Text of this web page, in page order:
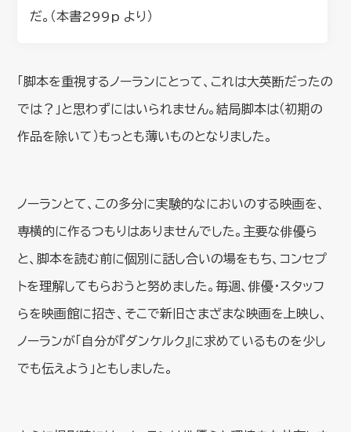
だ。（本書299p より）
「脚本を重視するノーランにとって、これは大英断だったの
では？」と思わずにはいられません。結局脚本は（初期の
作品を除いて）もっとも薄いものとなりました。
ノーランとて、この多分に実験的なにおいのする映画を、
専横的に作るつもりはありませんでした。主要な俳優ら
と、脚本を読む前に個別に話し合いの場をもち、コンセプ
トを理解してもらおうと努めました。毎週、俳優・スタッフ
らを映画館に招き、そこで新旧さまざまな映画を上映し、
ノーランが「自分が『ダンケルク』に求めているものを少し
でも伝えよう」ともしました。